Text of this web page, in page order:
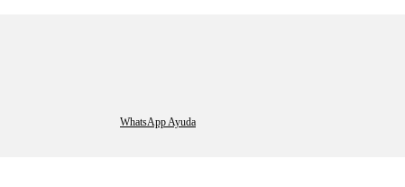
WhatsApp Ayuda